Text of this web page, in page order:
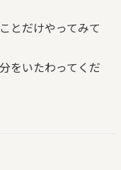
とだけやってみて
をいたわってくだ